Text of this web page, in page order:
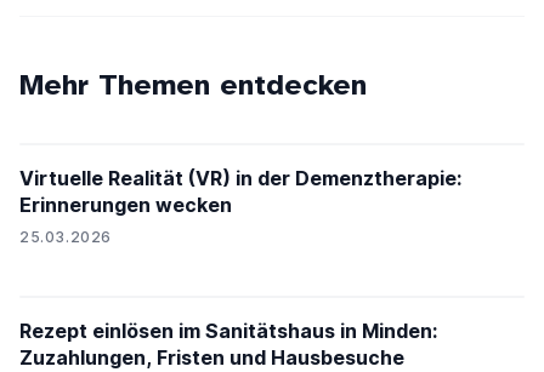
Mehr Themen entdecken
Virtuelle Realität (VR) in der Demenztherapie:
Erinnerungen wecken
25.03.2026
Rezept einlösen im Sanitätshaus in Minden:
Zuzahlungen, Fristen und Hausbesuche